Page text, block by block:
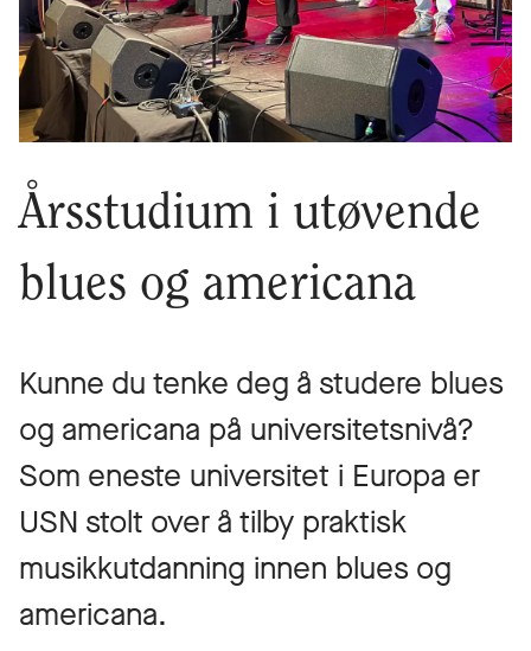
Årsstudium i utøvende
blues og americana
Kunne du tenke deg å studere blues
og americana på universitetsnivå?
Som eneste universitet i Europa er
USN stolt over å tilby praktisk
musikkutdanning innen blues og
americana.